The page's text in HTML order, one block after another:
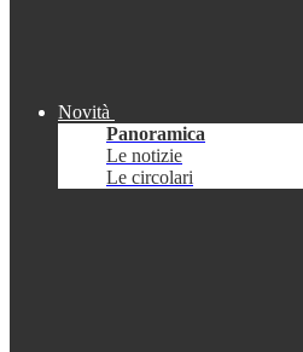
Novità
Panoramica
Le notizie
Le circolari